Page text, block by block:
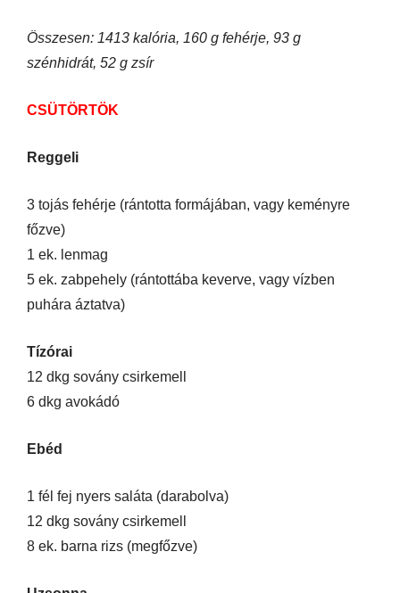
Összesen: 1413 kalória, 160 g fehérje, 93 g
szénhidrát, 52 g zsír
CSÜTÖRTÖK
Reggeli
3 tojás fehérje (rántotta formájában, vagy keményre
főzve)
1 ek. lenmag
5 ek. zabpehely (rántottába keverve, vagy vízben
puhára áztatva)
Tízórai
12 dkg sovány csirkemell
6 dkg avokádó
Ebéd
1 fél fej nyers saláta (darabolva)
12 dkg sovány csirkemell
8 ek. barna rizs (megfőzve)